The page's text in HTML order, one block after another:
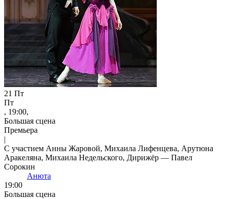
21 Пт
Пт
, 19:00,
Большая сцена
Премьера
|
С участием Анны Жаровой, Михаила Лифенцева, Арутюна
Аракеляна, Михаила Недельского, Дирижёр — Павел
Сорокин
Анюта
19:00
Большая сцена